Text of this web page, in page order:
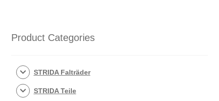
Product Categories
STRIDA Falträder
STRIDA Teile